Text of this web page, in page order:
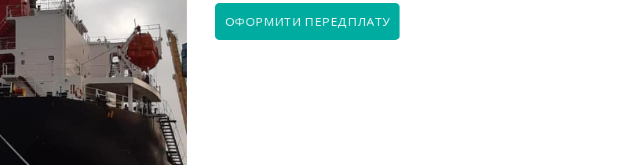
ОФОРМИТИ ПЕРЕДПЛАТУ